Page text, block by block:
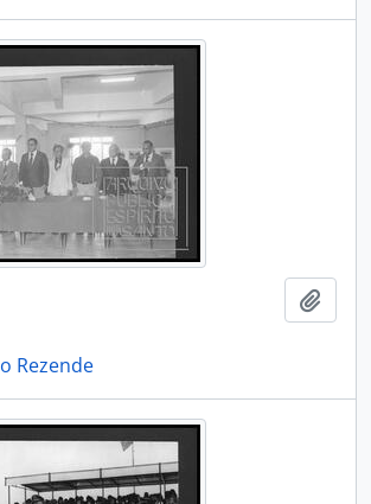
Rezende